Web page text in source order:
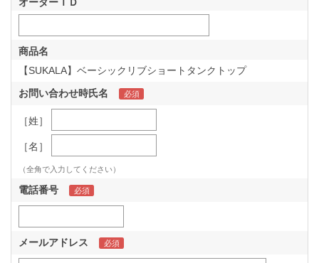
商品名
【SUKALA】ベーシックリブショートタンクトップ
お問い合わせ時氏名
［姓］
［名］
（全角で入力してください）
電話番号
メールアドレス